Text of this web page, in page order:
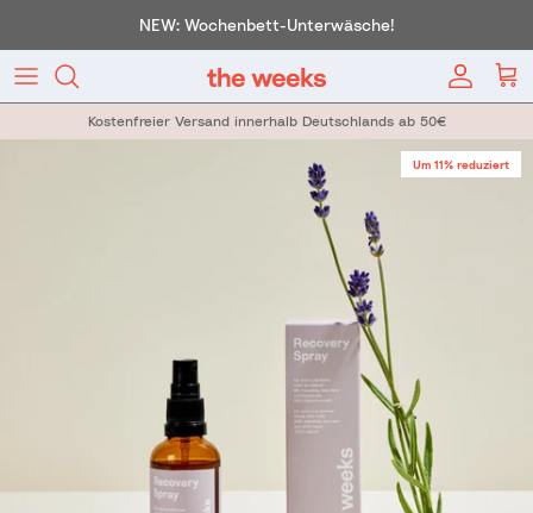
NEW: Wochenbett-Unterwäsche!
Konto
Kostenfreier Versand innerhalb Deutschlands ab 50€
Um 11% reduziert